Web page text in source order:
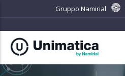
principale
Gruppo Namirial